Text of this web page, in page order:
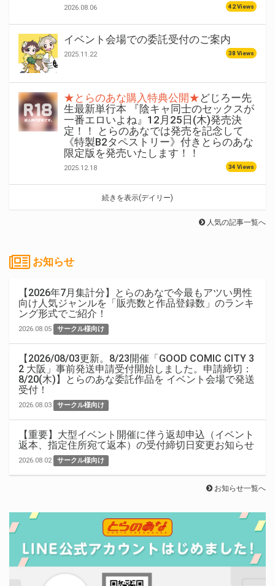
2026.08.06 42 Views
イベント会場での委託受付のご案内
2025.11.22 38 Views
★とらのあな購入特典公開★どじろー先
生最新単行本 『陰キャ同士のセックスが
一番エロいよね』12月25日(木)発売決
定！！ とらのあなでは発売を記念して
《特製B2タペストリー》付きとらのあな
限定版を発売いたします！！
2025.12.18 34 Views
続きを表示(デイリー)
人気の記事一覧へ
お知らせ
【2026年7月集計分】とらのあなで今最もアツい男性
向け人気ジャンルを「販売数と作品登録数」のランキ
ング形式でご紹介！
2026.08.05 サークル様向け
【2026/08/03更新。8/23開催「GOOD COMIC CITY 3
2 大阪」事前発送申請受付開始しました。申請締切：
8/20(木)】とらのあな委託作品を イベント会場で発送
受付！
2026.08.03 サークル様向け
【重要】大型イベント開催に伴う返却申込（イベント
返本、指定住所宛て返本）の受付締切日変更お知らせ
2026.08.02 サークル様向け
お知らせ一覧へ